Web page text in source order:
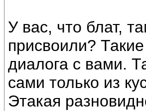
У вас, что блат,
присвоили?
диалога с вами.
сами только из
Этакая